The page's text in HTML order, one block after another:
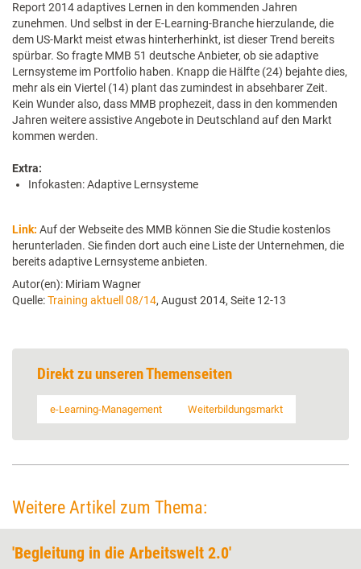
Report 2014 adaptives Lernen in den kommenden Jahren
zunehmen. Und selbst in der E-Learning-Branche hierzulande, die
dem US-Markt meist etwas hinterherhinkt, ist dieser Trend bereits
spürbar. So fragte MMB 51 deutsche Anbieter, ob sie adaptive
Lernsysteme im Portfolio haben. Knapp die Hälfte (24) bejahte dies,
mehr als ein Viertel (14) plant das zumindest in absehbarer Zeit.
Kein Wunder also, dass MMB prophezeit, dass in den kommenden
Jahren weitere assistive Angebote in Deutschland auf den Markt
kommen werden.
Extra:
Infokasten: Adaptive Lernsysteme
Link: Auf der Webseite des MMB können Sie die Studie kostenlos
herunterladen. Sie finden dort auch eine Liste der Unternehmen, die
bereits adaptive Lernsysteme anbieten.
Autor(en): Miriam Wagner
Quelle:Training aktuell 08/14, August 2014, Seite 12-13
Direkt zu unseren Themenseiten
e-Learning-Management Weiterbildungsmarkt
Weitere Artikel zum Thema:
'Begleitung in die Arbeitswelt 2.0'